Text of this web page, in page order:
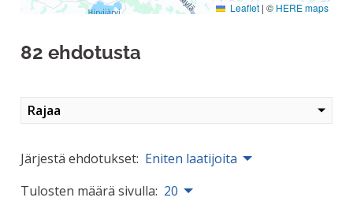
Leaflet | © HERE maps
82 ehdotusta
Rajaa
Järjestä ehdotukset: Eniten laatijoita
Tulosten määrä sivulla: 20